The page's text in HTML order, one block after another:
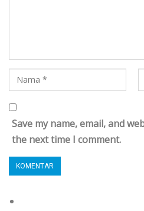
Save my name, email, and
the next time I comment.